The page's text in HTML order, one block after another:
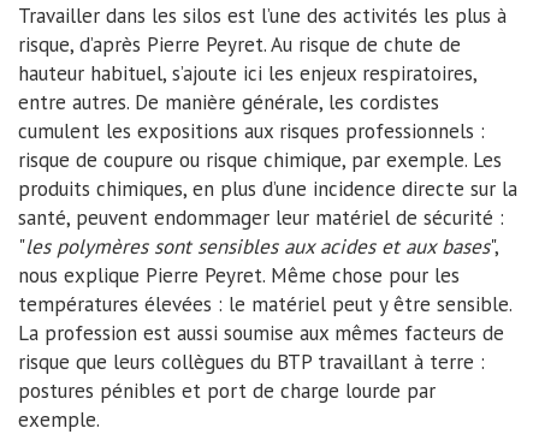
Travailler dans les silos est l’une des activités les plus à
risque, d’après Pierre Peyret. Au risque de chute de
hauteur habituel, s’ajoute ici les enjeux respiratoires,
entre autres. De manière générale, les cordistes
cumulent les expositions aux risques professionnels :
risque de coupure ou risque chimique, par exemple. Les
produits chimiques, en plus d’une incidence directe sur la
santé, peuvent endommager leur matériel de sécurité :
"les polymères sont sensibles aux acides et aux bases",
nous explique Pierre Peyret. Même chose pour les
températures élevées : le matériel peut y être sensible.
La profession est aussi soumise aux mêmes facteurs de
risque que leurs collègues du BTP travaillant à terre :
postures pénibles et port de charge lourde par
exemple.